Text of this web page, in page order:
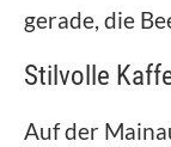
gerade, die
Stilvolle
Auf der